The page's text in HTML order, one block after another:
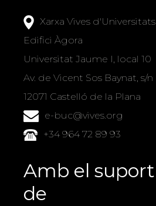
Xarxa Vives d'Universitats
Edifici Àgora
Universitat Jaume I, local 10
Av. de Vicent Sos Baynat, s/n
12071 Castelló de la Plana
e-buc@vives.org
+34 964 72 89 93
Amb el suport
de